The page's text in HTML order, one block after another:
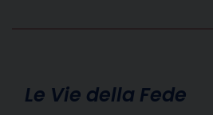
Le Vie della Fede